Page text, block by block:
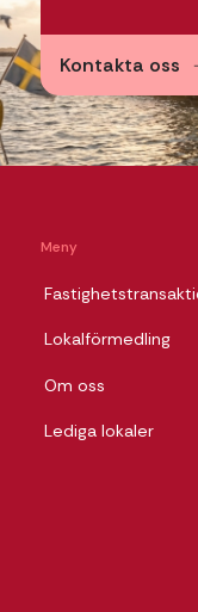
Kontakta oss
Meny
Lokalförmedling
Om oss
Lediga lokaler